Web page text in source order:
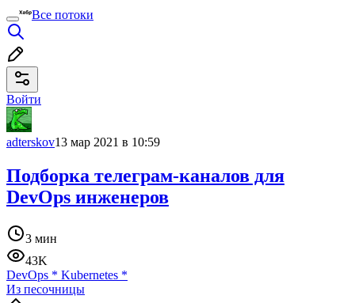
Все потоки
Войти
adterskov13 мар 2021 в 10:59
Подборка телеграм-каналов для
DevOps инженеров
3 мин
43K
DevOps * Kubernetes *
Из песочницы